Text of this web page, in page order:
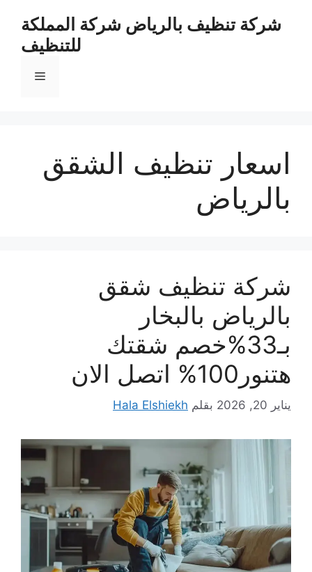
شركة تنظيف بالرياض شركة المملكة
للتنظيف
القائمة
اسعار تنظيف الشقق
بالرياض
شركة تنظيف شقق
بالرياض بالبخار
بـ33%خصم شقتك
هتنور100% اتصل الان
يناير 20, 2026 بقلم Hala Elshiekh